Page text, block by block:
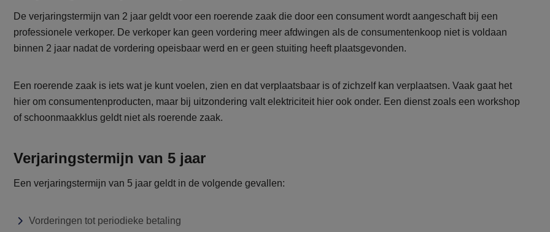
De verjaringstermijn van 2 jaar geldt voor een roerende zaak die door een consument wordt aangeschaft bij een
professionele verkoper. De verkoper kan geen vordering meer afdwingen als de consumentenkoop niet is voldaan
binnen 2 jaar nadat de vordering opeisbaar werd en er geen stuiting heeft plaatsgevonden.
Een roerende zaak is iets wat je kunt voelen, zien en dat verplaatsbaar is of zichzelf kan verplaatsen. Vaak gaat het
hier om consumentenproducten, maar bij uitzondering valt elektriciteit hier ook onder. Een dienst zoals een workshop
of schoonmaakklus geldt niet als roerende zaak.
Verjaringstermijn van 5 jaar
Een verjaringstermijn van 5 jaar geldt in de volgende gevallen:
Vorderingen tot periodieke betaling